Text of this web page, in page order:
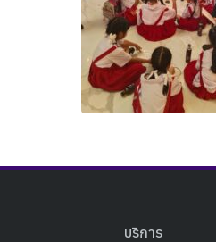
บริการ